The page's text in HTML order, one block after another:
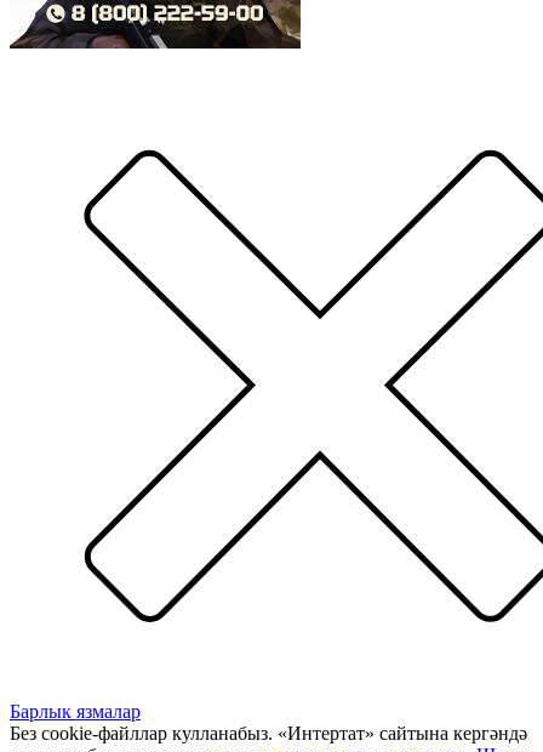
Барлык язмалар
Без cookie-файллар кулланабыз. «Интертат» сайтына кергәндә